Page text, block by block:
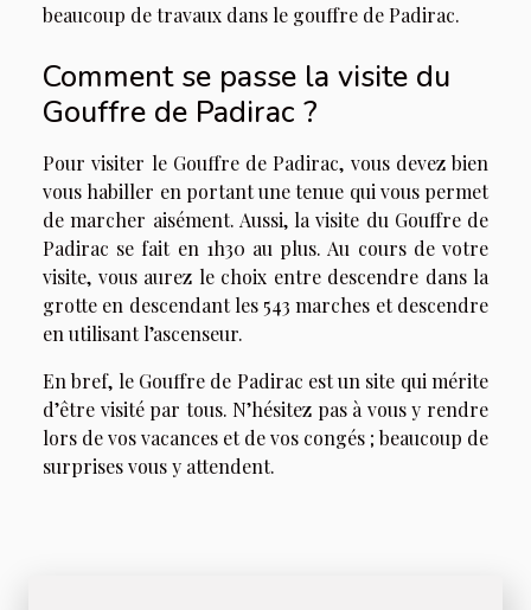
beaucoup de travaux dans le gouffre de Padirac.
Comment se passe la visite du
Gouffre de Padirac ?
Pour visiter le Gouffre de Padirac, vous devez bien
vous habiller en portant une tenue qui vous permet
de marcher aisément. Aussi, la visite du Gouffre de
Padirac se fait en 1h30 au plus. Au cours de votre
visite, vous aurez le choix entre descendre dans la
grotte en descendant les 543 marches et descendre
en utilisant l’ascenseur.
En bref, le Gouffre de Padirac est un site qui mérite
d’être visité par tous. N’hésitez pas à vous y rendre
lors de vos vacances et de vos congés ; beaucoup de
surprises vous y attendent.